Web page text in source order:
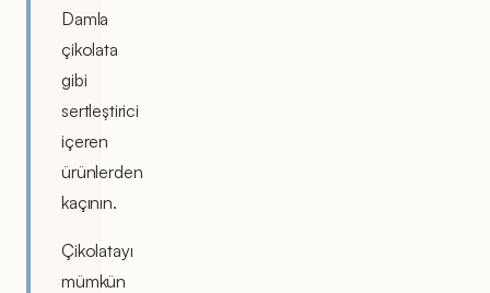
Damla
çikolata
gibi
sertleştirici
içeren
ürünlerden
kaçının.
Çikolatayı
mümkün